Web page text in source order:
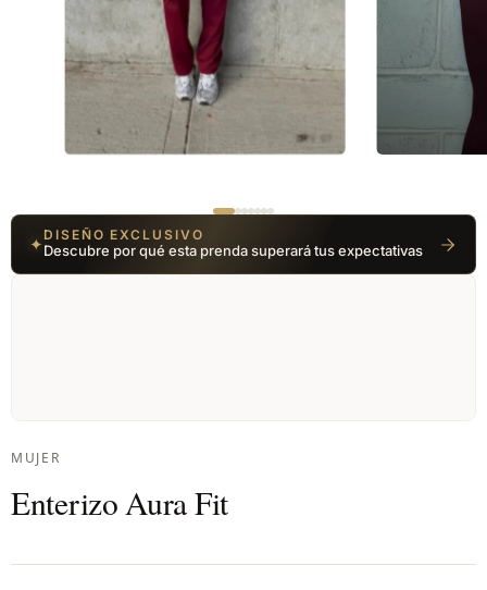
01 / 07
✦ DISEÑO EXCLUSIVO
Descubre por qué esta prenda superará tus expectativas
MUJER
Enterizo Aura Fit